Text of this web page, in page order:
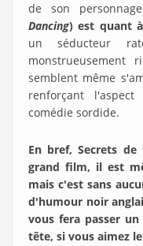
de son
Dancing) est quant
un séducteur
monstrueusement
semblent même
renforçant
comédie sordide.
En bref, Secrets
grand film, il est
mais c'est sans
d'humour noir
vous fera passer
tête, si vous aimez